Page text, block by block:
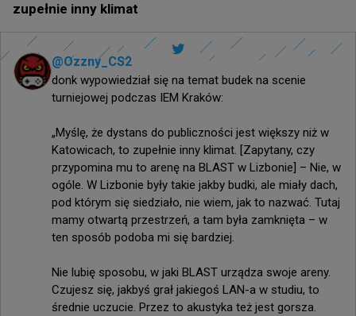
zupełnie inny klimat
@Ozzny_CS2
donk wypowiedział się na temat budek na scenie
turniejowej podczas IEM Kraków:
„Myślę, że dystans do publiczności jest większy niż w
Katowicach, to zupełnie inny klimat. [Zapytany, czy
przypomina mu to arenę na BLAST w Lizbonie] – Nie, w
ogóle. W Lizbonie były takie jakby budki, ale miały dach,
pod którym się siedziało, nie wiem, jak to nazwać. Tutaj
mamy otwartą przestrzeń, a tam była zamknięta – w
ten sposób podoba mi się bardziej.
Nie lubię sposobu, w jaki BLAST urządza swoje areny.
Czujesz się, jakbyś grał jakiegoś LAN-a w studiu, to
średnie uczucie. Przez to akustyka też jest gorsza.